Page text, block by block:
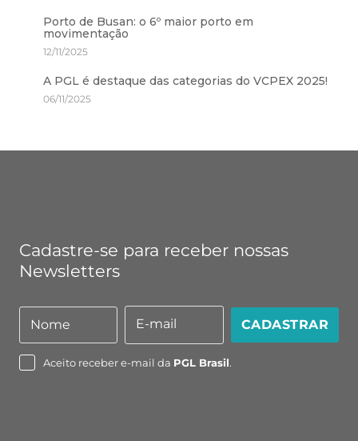
Porto de Busan: o 6º maior porto em
movimentação
12/11/2025
A PGL é destaque das categorias do VCPEX 2025!
06/11/2025
Cadastre-se para receber nossas
Newsletters
Nome
Nome
mail
E-mail CADASTRAR
Aceito receber e-mail da PGL Brasil.